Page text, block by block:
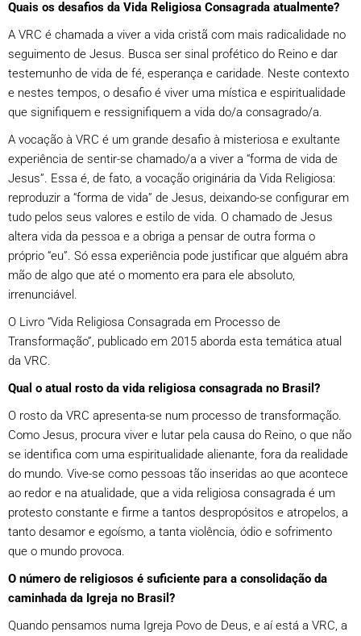
Quais os desafios da Vida Religiosa Consagrada atualmente?
A VRC é chamada a viver a vida cristã com mais radicalidade no
seguimento de Jesus. Busca ser sinal profético do Reino e dar
testemunho de vida de fé, esperança e caridade. Neste contexto
e nestes tempos, o desafio é viver uma mística e espiritualidade
que signifiquem e ressignifiquem a vida do/a consagrado/a.
A vocação à VRC é um grande desafio à misteriosa e exultante
experiência de sentir-se chamado/a a viver a “forma de vida de
Jesus”. Essa é, de fato, a vocação originária da Vida Religiosa:
reproduzir a “forma de vida” de Jesus, deixando-se configurar em
tudo pelos seus valores e estilo de vida. O chamado de Jesus
altera vida da pessoa e a obriga a pensar de outra forma o
próprio “eu”. Só essa experiência pode justificar que alguém abra
mão de algo que até o momento era para ele absoluto,
irrenunciável.
O Livro “Vida Religiosa Consagrada em Processo de
Transformação”, publicado em 2015 aborda esta temática atual
da VRC.
Qual o atual rosto da vida religiosa consagrada no Brasil?
O rosto da VRC apresenta-se num processo de transformação.
Como Jesus, procura viver e lutar pela causa do Reino, o que não
se identifica com uma espiritualidade alienante, fora da realidade
do mundo. Vive-se como pessoas tão inseridas ao que acontece
ao redor e na atualidade, que a vida religiosa consagrada é um
protesto constante e firme a tantos despropósitos e atropelos, a
tanto desamor e egoísmo, a tanta violência, ódio e sofrimento
que o mundo provoca.
O número de religiosos é suficiente para a consolidação da
caminhada da Igreja no Brasil?
Quando pensamos numa Igreja Povo de Deus, e aí está a VRC, a